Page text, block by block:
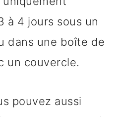
à 4 jours sous un
dans une boîte de
un couvercle.
pouvez aussi